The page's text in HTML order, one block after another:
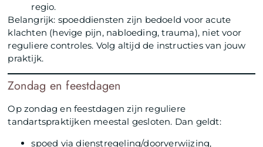
regio.
Belangrijk: spoeddiensten zijn bedoeld voor acute
klachten (hevige pijn, nabloeding, trauma), niet voor
reguliere controles. Volg altijd de instructies van jouw
praktijk.
Zondag en feestdagen
Op zondag en feestdagen zijn reguliere
tandartspraktijken meestal gesloten. Dan geldt:
spoed via dienstregeling/doorverwijzing,